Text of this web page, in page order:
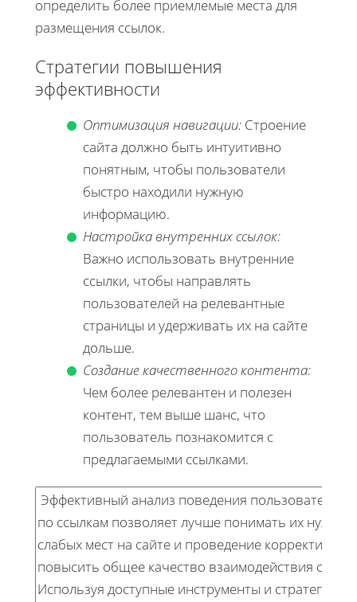
определить более приемлемые места для
размещения ссылок.
Стратегии повышения
эффективности
Оптимизация навигации: Строение
сайта должно быть интуитивно
понятным, чтобы пользователи
быстро находили нужную
информацию.
Настройка внутренних ссылок:
Важно использовать внутренние
ссылки, чтобы направлять
пользователей на релевантные
страницы и удерживать их на сайте
дольше.
Создание качественного контента:
Чем более релевантен и полезен
контент, тем выше шанс, что
пользователь познакомится с
предлагаемыми ссылками.